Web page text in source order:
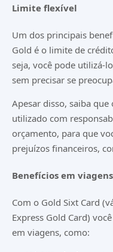
Limite flexível
Um dos principais
Gold é o limite de
seja, você pode utilizá-
sem precisar se
Apesar disso, saiba
utilizado com
orçamento, para que
prejuízos financeiros,
Benefícios em viagens
Com o Gold Sixt Card
Express Gold Card)
em viagens, como: